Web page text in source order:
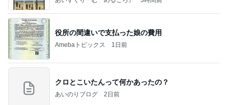
役所の間違いで支払った娘の費用
Amebaトピックス 1日前
クロとこいたんって何かあったの？
あいのりブログ 2日前